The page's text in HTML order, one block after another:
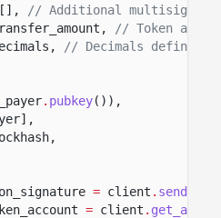
// Additional multisig
// Token
// Decimals defined
. pubkey()),
= client .
= client .